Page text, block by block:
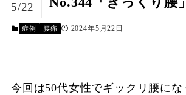
5/22
症例 腰痛 2024年5月22日
今回は50代女性でギックリ腰にな